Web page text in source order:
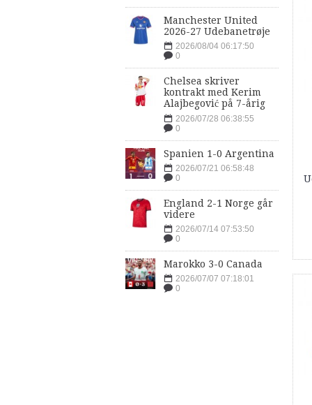
Manchester United
2026-27 Udebanetrøje
2026/08/04 06:17:50
0
Chelsea skriver
kontrakt med Kerim
Alajbegović på 7-årig
2026/07/28 06:38:55
0
Spanien 1-0 Argentina
2026/07/21 06:58:48
0
England 2-1 Norge går
videre
2026/07/14 07:53:50
0
Marokko 3-0 Canada
2026/07/07 07:18:01
0